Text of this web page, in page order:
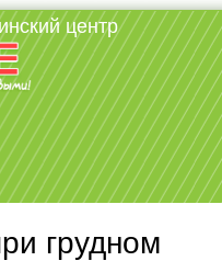
центр
грудном